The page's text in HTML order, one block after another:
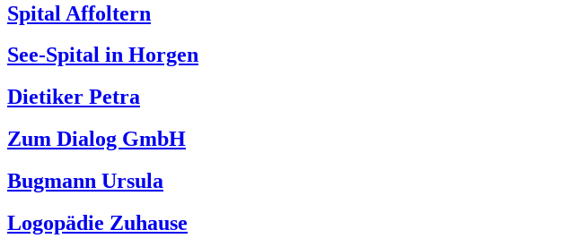
Spital Affoltern
See-Spital in Horgen
Dietiker Petra
Zum Dialog GmbH
Bugmann Ursula
Logopädie Zuhause